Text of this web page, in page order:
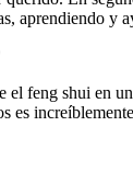
aprendiendo y
feng shui en
es